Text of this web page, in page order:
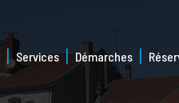
Services Démarches